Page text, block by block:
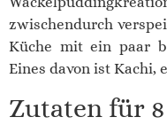
zwischendurch
Küche mit ein paar
Eines davon ist Kachi,
Zutaten für